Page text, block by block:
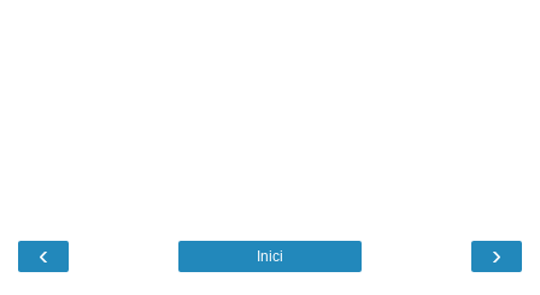
‹ ›
Inici